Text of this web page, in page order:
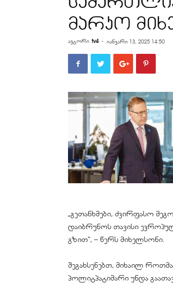
მარკო
ავტორი tv4 - იანვარი 13, 2025 14:50
„გეთანხმები, ძვირფასო
დაიბრუნოს თავისი
გზით“, – წერს მიხელსონი.
შეგახსენებთ, მიხაილ
პოლიტპატიმარი უნდა